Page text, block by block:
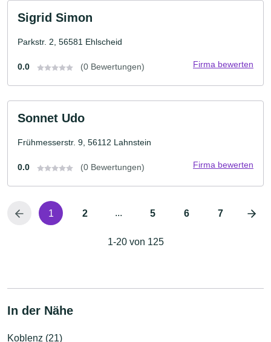
Sigrid Simon
Parkstr. 2, 56581 Ehlscheid
0.0 (0 Bewertungen) Firma bewerten
Sonnet Udo
Frühmesserstr. 9, 56112 Lahnstein
0.0 (0 Bewertungen) Firma bewerten
1 2 ... 5 6 7
1-20 von 125
In der Nähe
Koblenz (21)